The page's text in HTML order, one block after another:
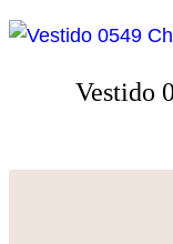
Vestido